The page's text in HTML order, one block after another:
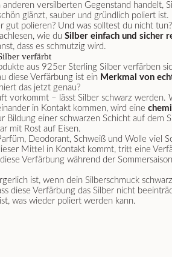
versilberten Gegenstand handelt,
glänzt, sauber und gründlich poliert ist.
gut polieren? Und was solltest du nicht
wie du Silber einfach und sicher
dass es schmutzig wird.
verfärbt
aus 925er Sterling Silber verfärben
diese Verfärbung ist ein Merkmal von
das jetzt genau?
vorkommt – lässt Silber schwarz werden.
in Kontakt kommen, wird eine
Bildung einer schwarzen Schicht auf dem
mit Rost auf Eisen.
Deodorant, Schweiß und Wolle viel
Mittel in Kontakt kommt, tritt eine
Verfärbung während der Sommersaison
ist, wenn dein Silberschmuck
diese Verfärbung das Silber nicht
was wieder poliert werden kann.